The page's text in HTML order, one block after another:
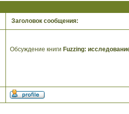
Заголовок сообщения:
Обсуждение книги Fuzzing: